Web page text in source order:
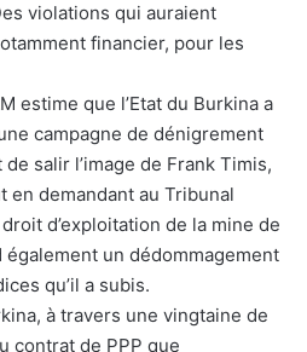
violations qui auraient
financier, pour les
estime que l’Etat du Burkina a
campagne de dénigrement
salir l’image de Frank Timis,
en demandant au Tribunal
d’exploitation de la mine de
un dédommagement
qu’il a subis.
à travers une vingtaine de
contrat de PPP que